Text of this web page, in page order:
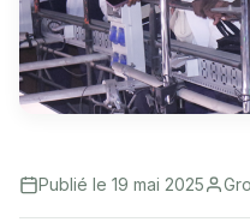
Publié le 19 mai 2025